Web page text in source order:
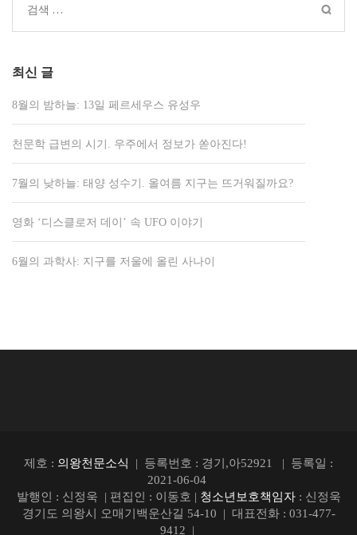
이
션
검
최신 글
8월의 밤하늘: 13일 페르세우스 유성우
천문학 급변의 시기. 우주에서 정보가 쏟아진다!
7월의 낮하늘: 태양 성수기. 올여름 지구는 뜨거워질까요?
영화 ‘디스클로저 데이’ 속 UFO 이야기
6월의 과학사: 지구를 저울에 올린 사나이
제호 : 의왕천문소식
| 등록번호 : 경기,아52921 | 등록일 :
2021-06-04
발행인 : 신정욱 | 편집인 : 이동호 | 청소년보호책임자: 신정욱
경기도 의왕시 오매기백운산길 54-10 | 대표전화 : 031-477-
9412 |